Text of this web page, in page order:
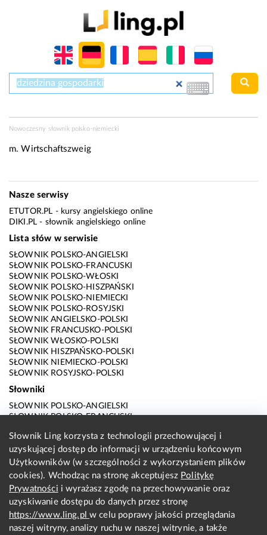
Nowoczesny słownik polsko-niemiecki
m. Wirtschaftszweig
Nasze serwisy
ETUTOR.PL - kursy angielskiego online
DIKI.PL - słownik angielskiego online
Lista słów w serwisie
SŁOWNIK POLSKO-ANGIELSKI
SŁOWNIK POLSKO-FRANCUSKI
SŁOWNIK POLSKO-WŁOSKI
SŁOWNIK POLSKO-HISZPAŃSKI
SŁOWNIK POLSKO-NIEMIECKI
SŁOWNIK POLSKO-ROSYJSKI
SŁOWNIK ANGIELSKO-POLSKI
SŁOWNIK FRANCUSKO-POLSKI
SŁOWNIK WŁOSKO-POLSKI
SŁOWNIK HISZPAŃSKO-POLSKI
SŁOWNIK NIEMIECKO-POLSKI
SŁOWNIK ROSYJSKO-POLSKI
Słowniki
SŁOWNIK POLSKO-ANGIELSKI
SŁOWNIK POLSKO-FRANCUSKI
SŁOWNIK POLSKO-HISZPAŃSKI
SŁOWNIK POLSKO-NIEMIECKI
SŁOWNIK POLSKO-ROSYJSKI
SŁOWNIK ANGIELSKO-POLSKI
SŁOWNIK FRANCUSKO-POLSKI
SŁOWNIK WŁOSKO-POLSKI
SŁOWNIK HISZPAŃSKO-POLSKI
SŁOWNIK NIEMIECKO-POLSKI
SŁOWNIK ROSYJSKO-POLSKI
Słownik Ling korzysta z technologii przechowującej i
uzyskującej dostęp do informacji w urządzeniu końcowym
Użytkowników (w szczególności z wykorzystaniem plików
cookies). Wchodząc na stronę akceptujesz Politykę
Prywatności i wyrażasz zgodę na przechowywanie oraz
uzyskiwanie dostępu do danych przez stronę
https://www.ling.plw celu poprawy jakości przeglądania
naszej witryny, analizy ruchu w naszej witrynie, a także